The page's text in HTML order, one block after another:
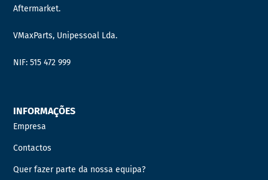
Aftermarket.
VMaxParts, Unipessoal Lda.
NIF: 515 472 999
INFORMAÇÕES
Empresa
Contactos
Quer fazer parte da nossa equipa?